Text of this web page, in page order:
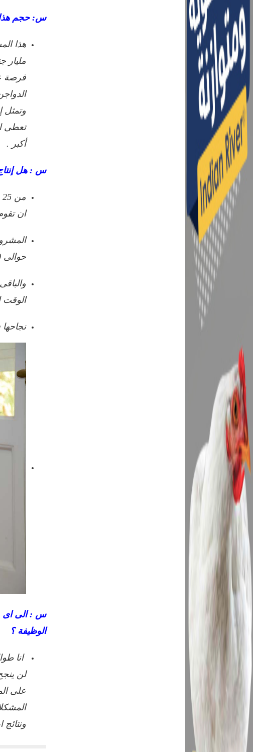
س: حجم هذا
وتمثل
تعطى
أكبر .
س : هل
ان
حوالى 500 الف
الوقت
س : الى اى
الوظيفة ؟
انا
لن
على
ونتائج ابحاثى على مدار 40